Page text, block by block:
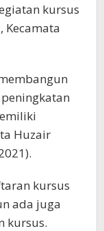
kursus
Kecamata
Huzair
kursus
ada juga
kursus.